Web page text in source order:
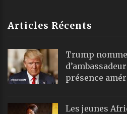
Articles Récents
Trump
présence
Les jeunes